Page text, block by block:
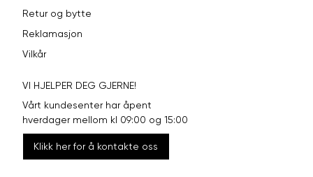
Retur og bytte
Reklamasjon
Vilkår
VI HJELPER DEG GJERNE!
Vårt kundesenter har åpent
hverdager mellom kl 09:00 og 15:00
Klikk her for å kontakte oss